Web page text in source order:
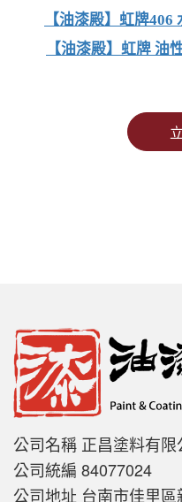
【油漆殿】虹牌
【油漆殿】虹牌 油
公司名稱 正昌塗料有限
公司統編 84077024
公司地址 台南市佳里